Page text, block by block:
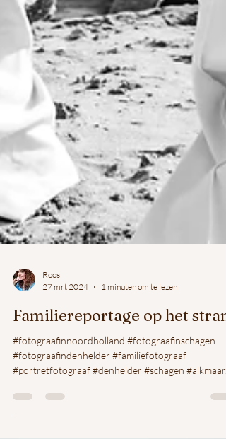
27 mrt 2024
1 minuten om te lezen
Familiereportage op het
#fotograafinnoordholland #fotograafinschagen
#portretfotograaf #denhelder #schagen #alkmaar...